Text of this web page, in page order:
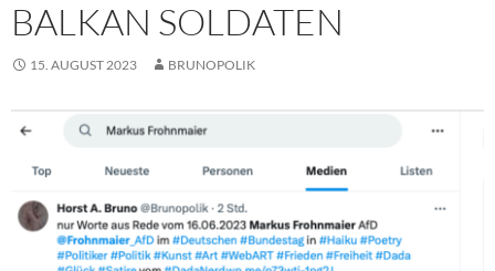
BALKAN SOLDATEN
15. AUGUST 2023 BRUNOPOLIK